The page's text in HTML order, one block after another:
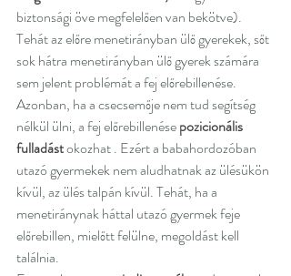
biztonsági öve megfelelően van bekötve).
Tehát az előre menetirányban ülő gyerekek, sőt
sok hátra menetirányban ülő gyerek számára
sem jelent problémát a fej előrebillenése.
Azonban, ha a csecsemője nem tud segítség
nélkül ülni, a fej előrebillenése pozicionális
fulladást okozhat . Ezért a babahordozóban
utazó gyermekek nem aludhatnak az ülésükön
kívül, az ülés talpán kívül. Tehát, ha a
menetiránynak háttal utazó gyermek feje
előrebillen, mielőtt felülne, megoldást kell
találnia.